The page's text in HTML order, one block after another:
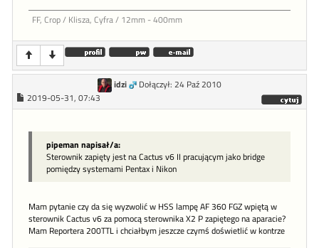
FF, Crop / Klisza, Cyfra / 12mm - 400mm
idzi
Dołączył: 24 Paź 2010
2019-05-31, 07:43
pipeman napisał/a:
Sterownik zapięty jest na Cactus v6 II pracującym jako bridge
pomiędzy systemami Pentax i Nikon
Mam pytanie czy da się wyzwolić w HSS lampę AF 360 FGZ wpiętą w
sterownik Cactus v6 za pomocą sterownika X2 P zapiętego na aparacie?
Mam Reportera 200TTL i chciałbym jeszcze czymś doświetlić w kontrze